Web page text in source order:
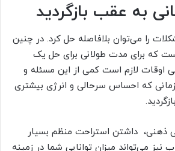
به عقب بازگردید
را می‌توان بلافاصله حل کرد. در چنین
که برای مدت طولانی برای حل یک
اوقات لازم است کمی از این مسئله و
که احساس سرحالی و انرژی بیشتری
ذهنی، داشتن استراحت منظم بسیار
می‌تواند میزان توانایی شما در زمینه